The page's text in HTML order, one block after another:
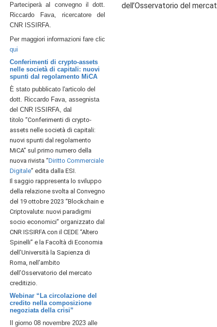
Parteciperà al convegno il dott.
Riccardo Fava, ricercatore del
CNR ISSIRFA.
Per maggiori informazioni fare clic
qui
Conferimenti di crypto-assets
nelle società di capitali: nuovi
spunti dal regolamento MiCA
È stato pubblicato l'articolo del
dott. Riccardo Fava, assegnista
del CNR ISSIRFA, dal
titolo “Conferimenti di crypto-
assets nelle società di capitali:
nuovi spunti dal regolamento
MiCA” sul primo numero della
nuova rivista “Diritto Commerciale
Digitale” edita dalla ESI.
Il saggio rappresenta lo sviluppo
della relazione svolta al Convegno
del 19 ottobre 2023 “Blockchain e
Criptovalute: nuovi paradigmi
socio economici” organizzato dal
CNR ISSIRFA con il CEDE “Altero
Spinelli” e la Facoltà di Economia
dell’Università la Sapienza di
Roma, nell’ambito
dell’Osservatorio del mercato
creditizio.
Webinar “La circolazione del
credito nella composizione
negoziata della crisi”
Il giorno 08 novembre 2023 alle
dell’Osservatorio del